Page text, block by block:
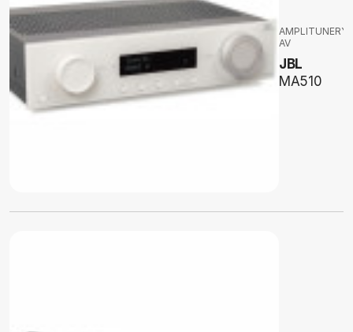
AMPLITUNERY
AV
JBL
MA510